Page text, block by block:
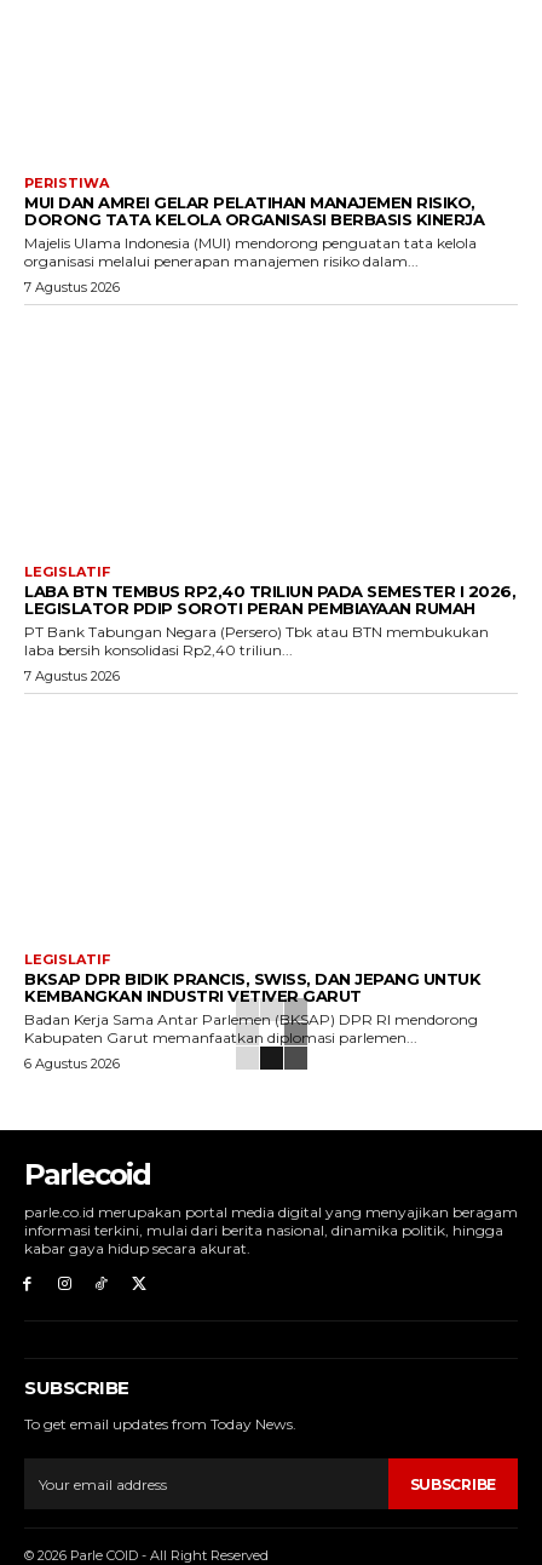
PERISTIWA
MUI DAN AMREI GELAR PELATIHAN MANAJEMEN RISIKO,
DORONG TATA KELOLA ORGANISASI BERBASIS KINERJA
Majelis Ulama Indonesia (MUI) mendorong penguatan tata kelola
organisasi melalui penerapan manajemen risiko dalam...
7 Agustus 2026
LEGISLATIF
LABA BTN TEMBUS RP2,40 TRILIUN PADA SEMESTER I 2026,
LEGISLATOR PDIP SOROTI PERAN PEMBIAYAAN RUMAH
PT Bank Tabungan Negara (Persero) Tbk atau BTN membukukan
laba bersih konsolidasi Rp2,40 triliun...
7 Agustus 2026
LEGISLATIF
BKSAP DPR BIDIK PRANCIS, SWISS, DAN JEPANG UNTUK
KEMBANGKAN INDUSTRI VETIVER GARUT
Badan Kerja Sama Antar Parlemen (BKSAP) DPR RI mendorong
Kabupaten Garut memanfaatkan diplomasi parlemen...
6 Agustus 2026
Parlecoid
parle.co.id merupakan portal media digital yang menyajikan beragam
informasi terkini, mulai dari berita nasional, dinamika politik, hingga
kabar gaya hidup secara akurat.
SUBSCRIBE
To get email updates from Today News.
SUBSCRIBE
© 2026 Parle COID - All Right Reserved